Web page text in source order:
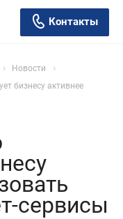
Контакты
Новости
бизнесу активнее
сервисы